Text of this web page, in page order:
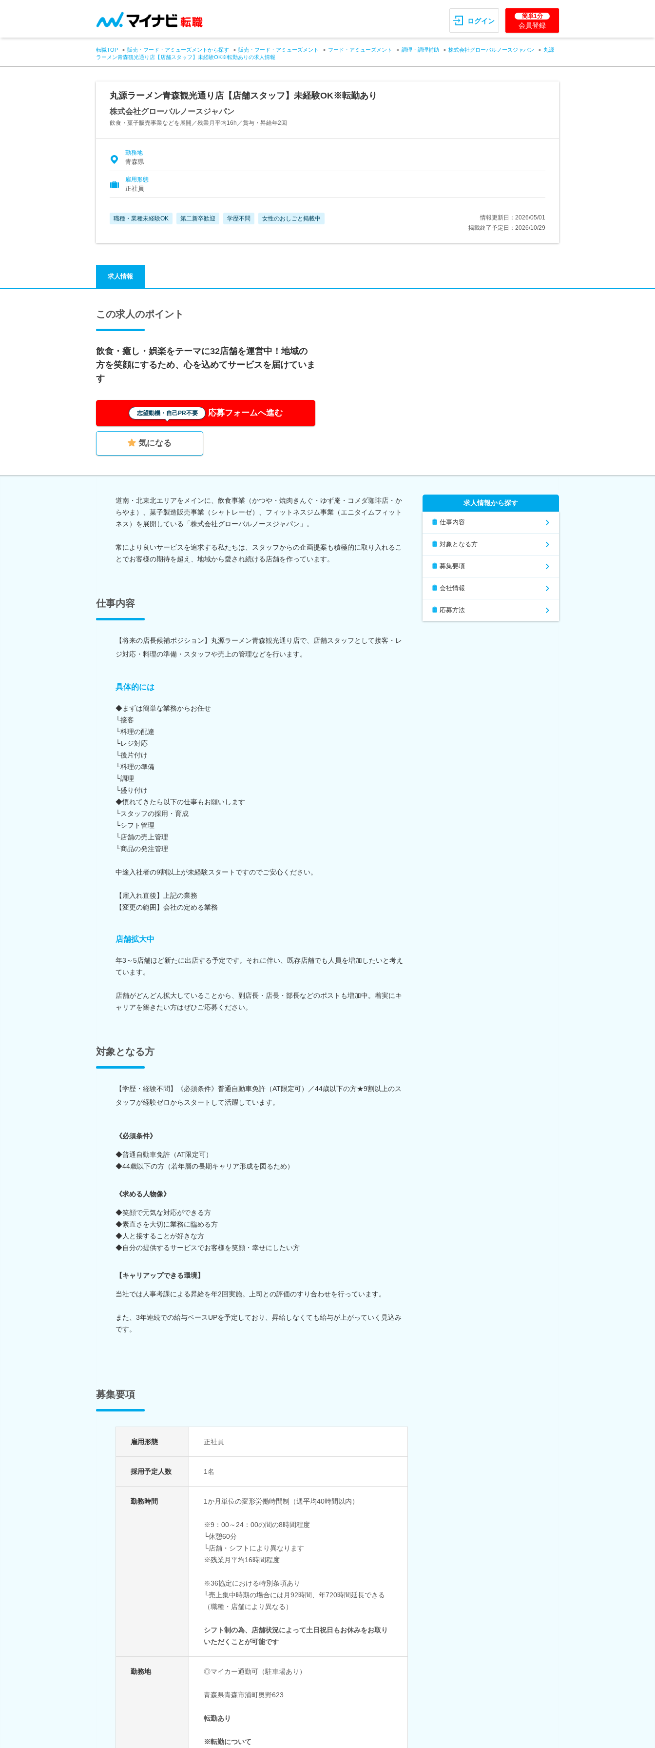
ログイン
簡単1分
会員登録
転職TOP 販売・フード・アミューズメントから探す 販売・フード・アミューズメント フード・アミューズメント 調理・調理補助 株式会社グローバルノースジャパン
丸源
ラーメン青森観光通り店【店舗スタッフ】未経験OK※転勤ありの求人情報
丸源ラーメン青森観光通り店【店舗スタッフ】未経験OK※転勤あり
株式会社グローバルノースジャパン
飲食・菓子販売事業などを展開／残業月平均16h／賞与・昇給年2回
勤務地
青森県
雇用形態
正社員
職種・業種未経験OK 第二新卒歓迎 学歴不問 女性のおしごと掲載中
情報更新日：2026/05/01
掲載終了予定日：2026/10/29
求人情報
この求人のポイント
飲食・癒し・娯楽をテーマに32店舗を運営中！地域の
方を笑顔にするため、心を込めてサービスを届けていま
す
志望動機・自己PR不要 応募フォームへ進む
気になる
道南・北東北エリアをメインに、飲食事業（かつや・焼肉きんぐ・ゆず庵・コメダ珈琲店・か
らやま）、菓子製造販売事業（シャトレーゼ）、フィットネスジム事業（エニタイムフィット
ネス）を展開している「株式会社グローバルノースジャパン」。
常により良いサービスを追求する私たちは、スタッフからの企画提案も積極的に取り入れるこ
とでお客様の期待を超え、地域から愛され続ける店舗を作っています。
仕事内容
【将来の店長候補ポジション】丸源ラーメン青森観光通り店で、店舗スタッフとして接客・レ
ジ対応・料理の準備・スタッフや売上の管理などを行います。
具体的には
◆まずは簡単な業務からお任せ
└接客
└料理の配達
└レジ対応
└後片付け
└料理の準備
└調理
└盛り付け
◆慣れてきたら以下の仕事もお願いします
└スタッフの採用・育成
└シフト管理
└店舗の売上管理
└商品の発注管理
中途入社者の9割以上が未経験スタートですのでご安心ください。
【雇入れ直後】上記の業務
【変更の範囲】会社の定める業務
店舗拡大中
年3～5店舗ほど新たに出店する予定です。それに伴い、既存店舗でも人員を増加したいと考え
ています。
店舗がどんどん拡大していることから、副店長・店長・部長などのポストも増加中。着実にキ
ャリアを築きたい方はぜひご応募ください。
対象となる方
【学歴・経験不問】《必須条件》普通自動車免許（AT限定可）／44歳以下の方★9割以上のス
タッフが経験ゼロからスタートして活躍しています。
《必須条件》
◆普通自動車免許（AT限定可）
◆44歳以下の方（若年層の長期キャリア形成を図るため）
《求める人物像》
◆笑顔で元気な対応ができる方
◆素直さを大切に業務に臨める方
◆人と接することが好きな方
◆自分の提供するサービスでお客様を笑顔・幸せにしたい方
【キャリアップできる環境】
当社では人事考課による昇給を年2回実施。上司との評価のすり合わせを行っています。
また、3年連続での給与ベースUPを予定しており、昇給しなくても給与が上がっていく見込み
です。
募集要項
雇用形態 正社員
採用予定人数 1名
勤務時間 1か月単位の変形労働時間制（週平均40時間以内）
※9：00～24：00の間の8時間程度
└休憩60分
└店舗・シフトにより異なります
※残業月平均16時間程度
※36協定における特別条項あり
└売上集中時期の場合には月92時間、年720時間延長できる
（職種・店舗により異なる）
シフト制の為、店舗状況によって土日祝日もお休みをお取り
いただくことが可能です
勤務地 ◎マイカー通勤可（駐車場あり）
青森県青森市浦町奥野623
転勤あり
※転勤について
求人情報から探す
仕事内容
対象となる方
募集要項
会社情報
応募方法